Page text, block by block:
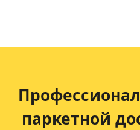
паркетной